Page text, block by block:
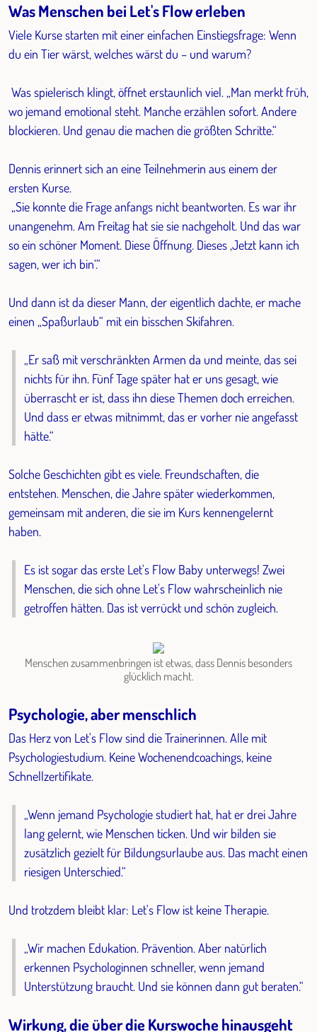
Was Menschen bei Let's Flow erleben
Viele Kurse starten mit einer einfachen Einstiegsfrage: Wenn
du ein Tier wärst, welches wärst du – und warum?
Was spielerisch klingt, öffnet erstaunlich viel. „Man merkt früh,
wo jemand emotional steht. Manche erzählen sofort. Andere
blockieren. Und genau die machen die größten Schritte.“
Dennis erinnert sich an eine Teilnehmerin aus einem der
ersten Kurse.
„Sie konnte die Frage anfangs nicht beantworten. Es war ihr
unangenehm. Am Freitag hat sie sie nachgeholt. Und das war
so ein schöner Moment. Diese Öffnung. Dieses ‚Jetzt kann ich
sagen, wer ich bin‘.“
Und dann ist da dieser Mann, der eigentlich dachte, er mache
einen „Spaßurlaub“ mit ein bisschen Skifahren.
„Er saß mit verschränkten Armen da und meinte, das sei
nichts für ihn. Fünf Tage später hat er uns gesagt, wie
überrascht er ist, dass ihn diese Themen doch erreichen.
Und dass er etwas mitnimmt, das er vorher nie angefasst
hätte.“
Solche Geschichten gibt es viele. Freundschaften, die
entstehen. Menschen, die Jahre später wiederkommen,
gemeinsam mit anderen, die sie im Kurs kennengelernt
haben.
Es ist sogar das erste Let's Flow Baby unterwegs! Zwei
Menschen, die sich ohne Let's Flow wahrscheinlich nie
getroffen hätten. Das ist verrückt und schön zugleich.
Menschen zusammenbringen ist etwas, dass Dennis besonders
glücklich macht.
Psychologie, aber menschlich
Das Herz von Let's Flow sind die Trainerinnen. Alle mit
Psychologiestudium. Keine Wochenendcoachings, keine
Schnellzertifikate.
„Wenn jemand Psychologie studiert hat, hat er drei Jahre
lang gelernt, wie Menschen ticken. Und wir bilden sie
zusätzlich gezielt für Bildungsurlaube aus. Das macht einen
riesigen Unterschied.“
Und trotzdem bleibt klar: Let's Flow ist keine Therapie.
„Wir machen Edukation. Prävention. Aber natürlich
erkennen Psychologinnen schneller, wenn jemand
Unterstützung braucht. Und sie können dann gut beraten.“
Wirkung, die über die Kurswoche hinausgeht